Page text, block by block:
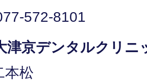
572-8101
津京デンタルクリニ
松